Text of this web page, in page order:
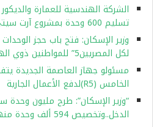
الشركة الهندسية للعمارة
تسليم 600 وحدة بمشروع آرت سيتى
وزير الإسكان: فتح باب حجز
لكل المصريين5” للمواطنين ذوي الهمم فقط..غدا
مسئولو جهاز العاصمة الجديدة
الخامس (R5)لدفع الأعمال الجارية
“وزير الإسكان”: طرح مليون وحدة
الدخل..وتخصيص 594 ألف وحدة منها حتى الآن